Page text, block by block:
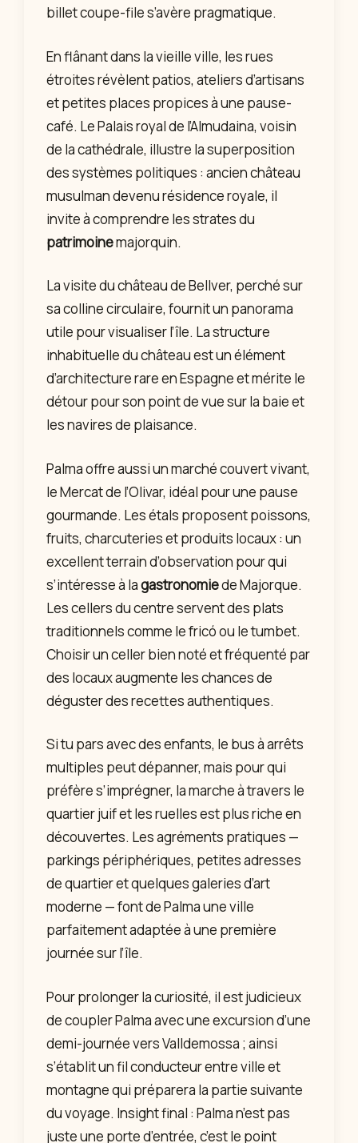
billet coupe-file s’avère pragmatique.
En flânant dans la vieille ville, les rues
étroites révèlent patios, ateliers d’artisans
et petites places propices à une pause-
café. Le Palais royal de l’Almudaina, voisin
de la cathédrale, illustre la superposition
des systèmes politiques : ancien château
musulman devenu résidence royale, il
invite à comprendre les strates du
patrimoinemajorquin.
La visite du château de Bellver, perché sur
sa colline circulaire, fournit un panorama
utile pour visualiser l’île. La structure
inhabituelle du château est un élément
d’architecture rare en Espagne et mérite le
détour pour son point de vue sur la baie et
les navires de plaisance.
Palma offre aussi un marché couvert vivant,
le Mercat de l’Olivar, idéal pour une pause
gourmande. Les étals proposent poissons,
fruits, charcuteries et produits locaux : un
excellent terrain d’observation pour qui
s’intéresse à lagastronomiede Majorque.
Les cellers du centre servent des plats
traditionnels comme le fricó ou le tumbet.
Choisir un celler bien noté et fréquenté par
des locaux augmente les chances de
déguster des recettes authentiques.
Si tu pars avec des enfants, le bus à arrêts
multiples peut dépanner, mais pour qui
préfère s’imprégner, la marche à travers le
quartier juif et les ruelles est plus riche en
découvertes. Les agréments pratiques —
parkings périphériques, petites adresses
de quartier et quelques galeries d’art
moderne — font de Palma une ville
parfaitement adaptée à une première
journée sur l’île.
Pour prolonger la curiosité, il est judicieux
de coupler Palma avec une excursion d’une
demi-journée vers Valldemossa ; ainsi
s’établit un fil conducteur entre ville et
montagne qui préparera la partie suivante
du voyage. Insight final : Palma n’est pas
juste une porte d’entrée, c’est le point